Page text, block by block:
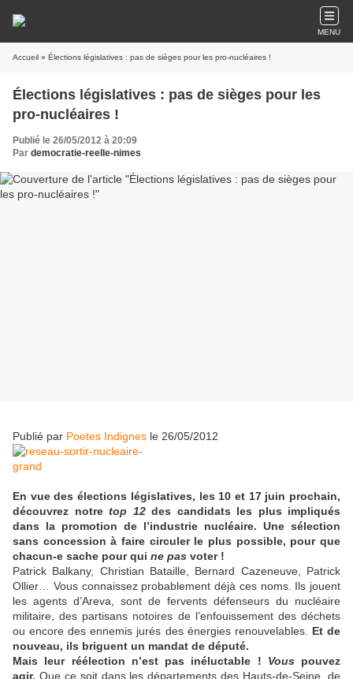
MENU
Accueil » Élections législatives : pas de sièges pour les pro-nucléaires !
Élections législatives : pas de sièges pour les
pro-nucléaires !
Publié le 26/05/2012 à 20:09
Par democratie-reelle-nimes
Publié par Poetes Indignes le 26/05/2012
En vue des élections législatives, les 10 et 17 juin prochain,
découvrez notre top 12des candidats les plus impliqués
dans la promotion de l’industrie nucléaire. Une sélection
sans concession à faire circuler le plus possible, pour que
chacun-e sache pour qui ne pas voter !
Patrick Balkany, Christian Bataille, Bernard Cazeneuve, Patrick
Ollier… Vous connaissez probablement déjà ces noms. Ils jouent
les agents d’Areva, sont de fervents défenseurs du nucléaire
militaire, des partisans notoires de l’enfouissement des déchets
ou encore des ennemis jurés des énergies renouvelables. Et de
nouveau, ils briguent un mandat de député.
Mais leur réélection n’est pas inéluctable ! Vouspouvez
agir. Que ce soit dans les départements des Hauts-de-Seine, de